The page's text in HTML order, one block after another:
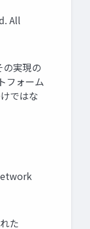
All
実現の
フォーム
ではな
た